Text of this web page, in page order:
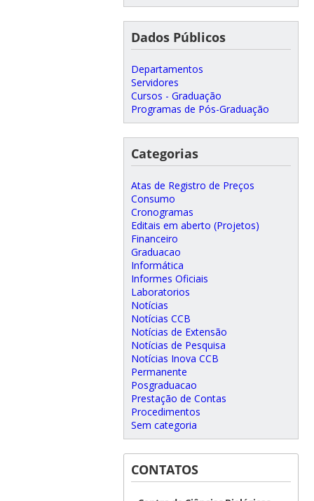
Dados Públicos
Departamentos
Servidores
Cursos - Graduação
Programas de Pós-Graduação
Categorias
Atas de Registro de Preços
Consumo
Cronogramas
Editais em aberto (Projetos)
Financeiro
Graduacao
Informática
Informes Oficiais
Laboratorios
Notícias
Notícias CCB
Notícias de Extensão
Notícias de Pesquisa
Notícias Inova CCB
Permanente
Posgraduacao
Prestação de Contas
Procedimentos
Sem categoria
CONTATOS